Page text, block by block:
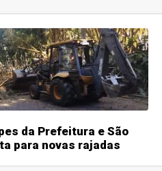
da Prefeitura e São
para novas rajadas